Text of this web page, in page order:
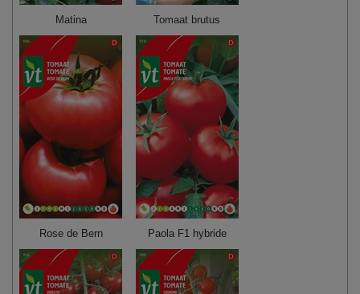
Matina Tomaat brutus
Rose de Bern Paola F1 hybride